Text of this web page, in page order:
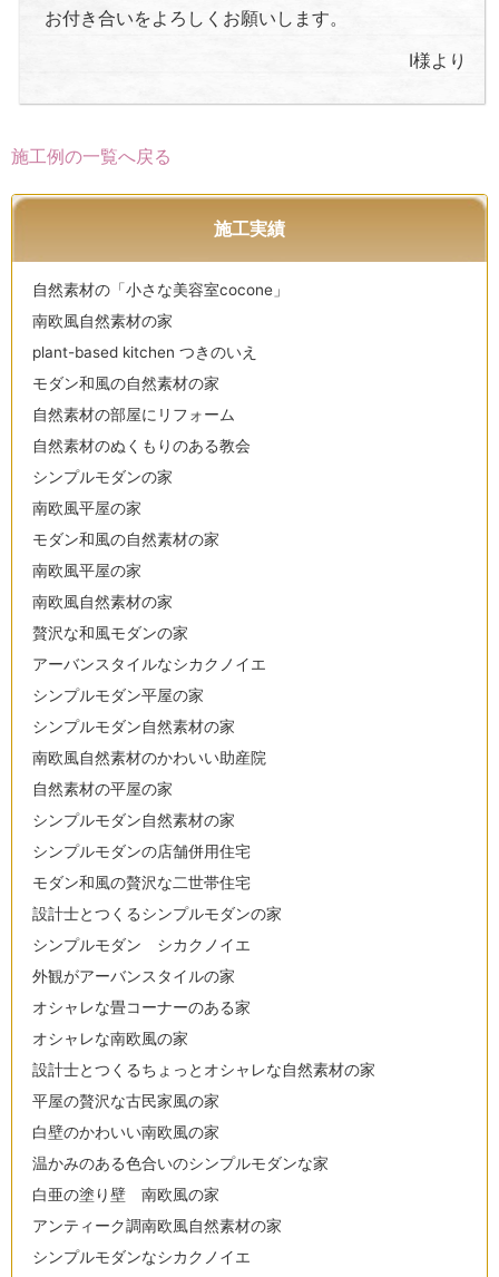
お付き合いをよろしくお願いします。
I様より
施工例の一覧へ戻る
施工実績
自然素材の「小さな美容室cocone」
南欧風自然素材の家
plant-based kitchen つきのいえ
モダン和風の自然素材の家
自然素材の部屋にリフォーム
自然素材のぬくもりのある教会
シンプルモダンの家
南欧風平屋の家
モダン和風の自然素材の家
南欧風平屋の家
南欧風自然素材の家
贅沢な和風モダンの家
アーバンスタイルなシカクノイエ
シンプルモダン平屋の家
シンプルモダン自然素材の家
南欧風自然素材のかわいい助産院
自然素材の平屋の家
シンプルモダン自然素材の家
シンプルモダンの店舗併用住宅
モダン和風の贅沢な二世帯住宅
設計士とつくるシンプルモダンの家
シンプルモダン シカクノイエ
外観がアーバンスタイルの家
オシャレな畳コーナーのある家
オシャレな南欧風の家
設計士とつくるちょっとオシャレな自然素材の家
平屋の贅沢な古民家風の家
白壁のかわいい南欧風の家
温かみのある色合いのシンプルモダンな家
白亜の塗り壁 南欧風の家
アンティーク調南欧風自然素材の家
シンプルモダンなシカクノイエ